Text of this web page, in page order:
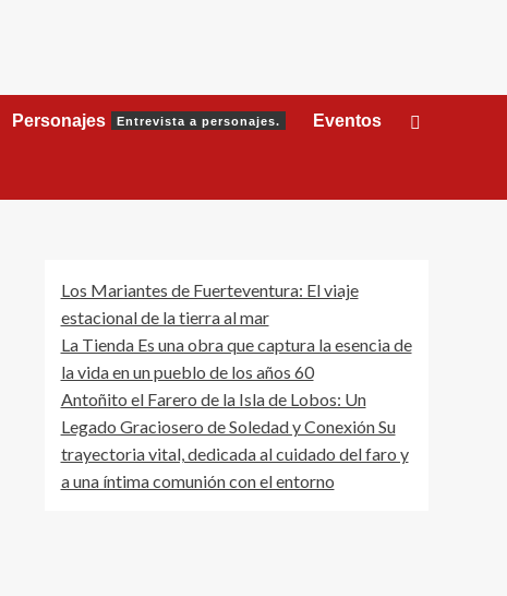
Personajes Entrevista a personajes. Eventos
Los Mariantes de Fuerteventura: El viaje
estacional de la tierra al mar
La Tienda Es una obra que captura la esencia de
la vida en un pueblo de los años 60
Antoñito el Farero de la Isla de Lobos: Un
Legado Graciosero de Soledad y Conexión Su
trayectoria vital, dedicada al cuidado del faro y
a una íntima comunión con el entorno